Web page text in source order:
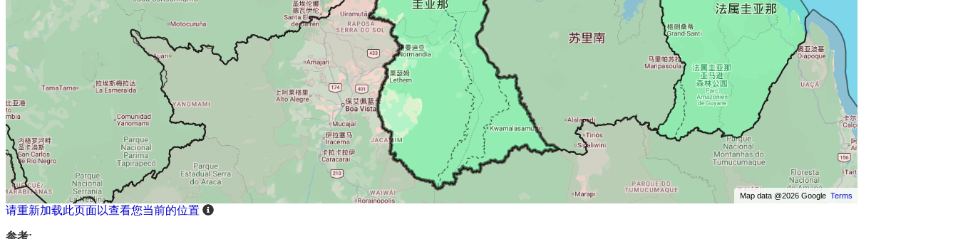
Map data @2026 Google Terms
请重新加载此页面以查看您当前的位置
参考: